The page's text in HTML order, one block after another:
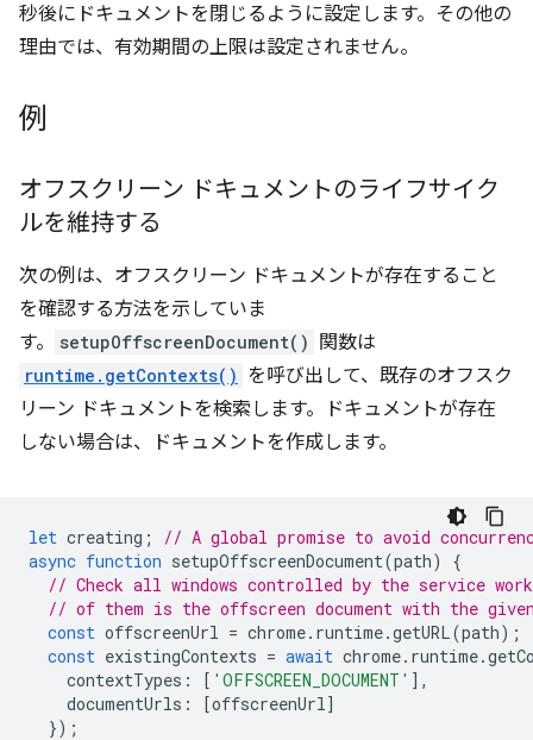
秒後にドキュメントを閉じるように設定します。その他の
理由では、有効期間の上限は設定されません。
例
オフスクリーン ドキュメントのライフサイク
ルを維持する
次の例は、オフスクリーン ドキュメントが存在すること
を確認する方法を示していま
す。
setupOffscreenDocument() 関数は
runtime.getContexts() を呼び出して、既存のオフスク
リーン ドキュメントを検索します。ドキュメントが存在
しない場合は、ドキュメントを作成します。
let creating ;
// A global promise to avoid
async function setupOffscreenDocument(path)
{
// Check all windows controlled by the service
// of them is the offscreen document with the
const offscreenUrl = chrome. runtime.getURL(path);
const existingContexts = await chrome. runtime.
contextTypes : [ 'OFFSCREEN_DOCUMENT' ],
documentUrls : [offscreenUrl]
});